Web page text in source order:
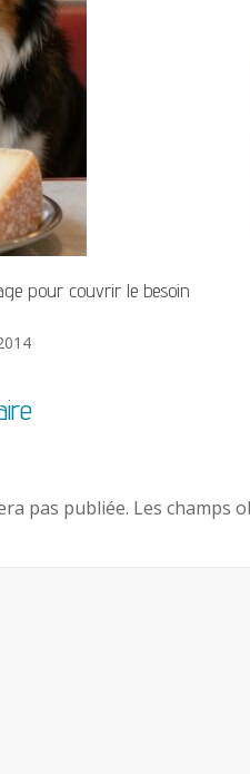
pour couvrir le besoin
pas publiée. Les champs